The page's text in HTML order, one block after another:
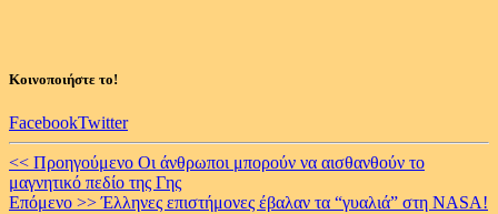
Κοινοποιήστε το!
FacebookTwitter
Continue
Reading
<< Προηγούμενο Οι άνθρωποι μπορούν να αισθανθούν το
μαγνητικό πεδίο της Γης
Επόμενο >>Έλληνες επιστήμονες έβαλαν τα “γυαλιά” στη NASA!